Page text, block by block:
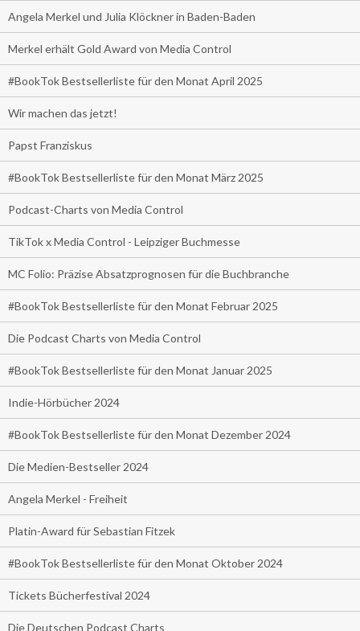
Angela Merkel und Julia Klöckner in Baden-Baden
Merkel erhält Gold Award von Media Control
#BookTok Bestsellerliste für den Monat April 2025
Wir machen das jetzt!
Papst Franziskus
#BookTok Bestsellerliste für den Monat März 2025
Podcast-Charts von Media Control
TikTok x Media Control - Leipziger Buchmesse
MC Folio: Präzise Absatzprognosen für die Buchbranche
#BookTok Bestsellerliste für den Monat Februar 2025
Die Podcast Charts von Media Control
#BookTok Bestsellerliste für den Monat Januar 2025
Indie-Hörbücher 2024
#BookTok Bestsellerliste für den Monat Dezember 2024
Die Medien-Bestseller 2024
Angela Merkel - Freiheit
Platin-Award für Sebastian Fitzek
#BookTok Bestsellerliste für den Monat Oktober 2024
Tickets Bücherfestival 2024
Die Deutschen Podcast Charts